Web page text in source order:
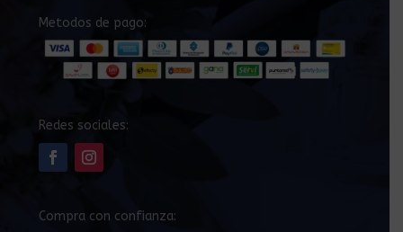
Metodos de pago:
Redes sociales:
Compra con confianza: